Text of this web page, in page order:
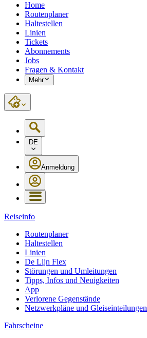
Home
Routenplaner
Haltestellen
Linien
Tickets
Abonnements
Jobs
Fragen & Kontakt
Mehr
DE
Anmeldung
Reiseinfo
Routenplaner
Haltestellen
Linien
De Lijn Flex
Störungen und Umleitungen
Tipps, Infos und Neuigkeiten
App
Verlorene Gegenstände
Netzwerkpläne und Gleiseinteilungen
Fahrscheine